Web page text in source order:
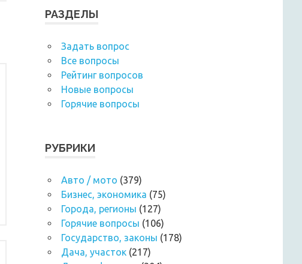
РАЗДЕЛЫ
Задать вопрос
Все вопросы
Рейтинг вопросов
Новые вопросы
Горячие вопросы
РУБРИКИ
Авто / мото (379)
Бизнес, экономика (75)
Города, регионы (127)
Горячие вопросы (106)
Государство, законы (178)
Дача, участок (217)